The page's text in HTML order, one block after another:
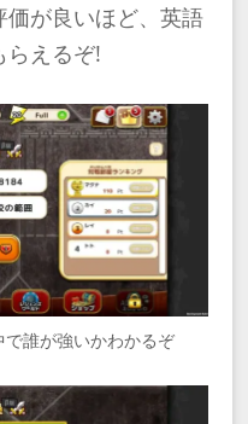
価が良いほど、英語
らえるぞ!
誰が強いかわかるぞ